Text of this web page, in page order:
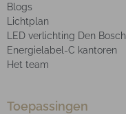
Blogs
Lichtplan
LED verlichting Den Bosch
Energielabel-C kantoren
Het team
Toepassingen